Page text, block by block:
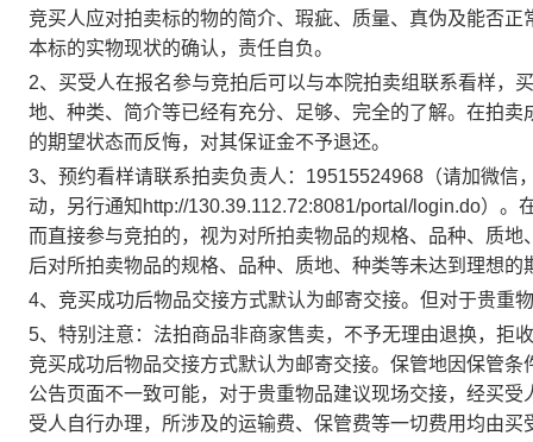
竞买人应对拍卖标的物的简介、瑕疵、质量、真伪及能否
本标的实物现状的确认，责任自负。
2、买受人在报名参与竞拍后可以与本院拍卖组联系看样，
地、种类、简介等已经有充分、足够、完全的了解。在拍
的期望状态而反悔，对其保证金不予退还。
3、预约看样请联系拍卖负责人： 19515524968 （请加微信
动，另行通知 http://130.39.112.72:8081/portal/login.do）。
而直接参与竞拍的，视为对所拍卖物品的规格、品种、质
后对所拍卖物品的规格、品种、质地、种类等未达到理想
4、竞买成功后物品交接方式默认为邮寄交接。但对于贵重
5、特别注意：法拍商品非商家售卖，不予无理由退换，拒
竞买成功后物品交接方式默认为邮寄交接。保管地因保管
公告页面不一致可能，对于贵重物品建议现场交接，经买
受人自行办理，所涉及的运输费、保管费等一切费用均由